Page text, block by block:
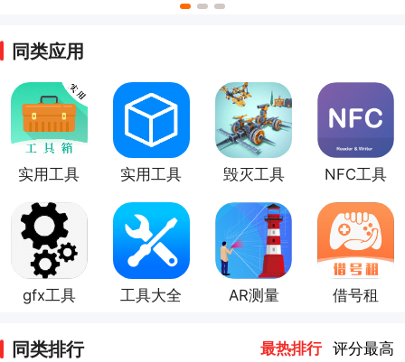
同类应用
实用工具
实用工具
毁灭工具
NFC工具
gfx工具
工具大全
AR测量
借号租
同类排行 最热排行 评分最高